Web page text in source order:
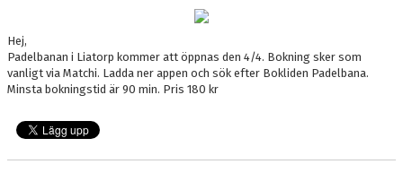
DOKUMENT
Hej,
Padelbanan i Liatorp kommer att öppnas den 4/4. Bokning sker som
vanligt via Matchi. Ladda ner appen och sök efter Bokliden Padelbana.
Minsta bokningstid är 90 min. Pris 180 kr